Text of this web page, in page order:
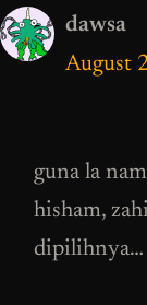
dawsa
August
guna la
hisham,
dipilihnya…